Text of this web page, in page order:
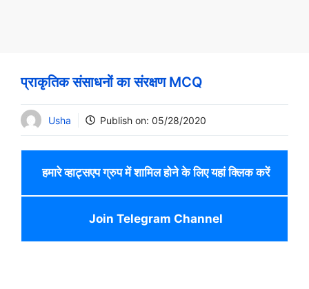
प्राकृतिक संसाधनों का संरक्षण MCQ
Usha Publish on: 05/28/2020
हमारे व्हाट्सएप ग्रुप में शामिल होने के लिए यहां क्लिक करें
Join Telegram Channel